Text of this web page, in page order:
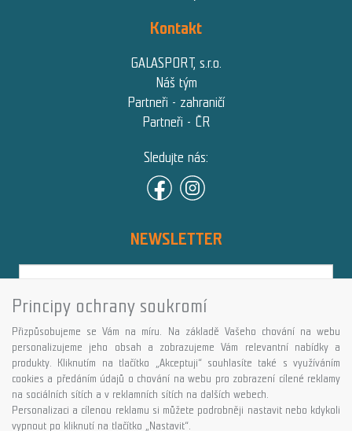
Kontakt
GALASPORT, s.r.o.
Náš tým
Partneři - zahraničí
Partneři - ČR
Sledujte nás:
NEWSLETTER
Přihlásit
Více informací o této službě
Copyright © GALASPORT, s.r.o. 2026,
powered by ABRA E-shop
Principy ochrany soukromí
Přizpůsobujeme se Vám na míru. Na základě Vašeho chování na webu
personalizujeme jeho obsah a zobrazujeme Vám relevantní nabídky a
produkty. Kliknutím na tlačítko „Akceptuji“ souhlasíte také s využíváním
cookies a předáním údajů o chování na webu pro zobrazení cílené reklamy
na sociálních sítích a v reklamních sítích na dalších webech.
Personalizaci a cílenou reklamu si můžete podrobněji nastavit nebo kdykoli
vypnout po kliknutí na tlačítko „Nastavit“.